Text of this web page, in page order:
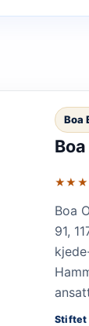
Boa
Boa
91,
Stiftet